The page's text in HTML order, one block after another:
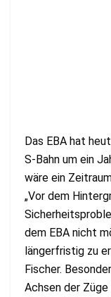
Das EBA hat
S-Bahn um ein
wäre ein
„Vor dem
dem EBA nicht
längerfristig zu
Fischer.
Achsen der